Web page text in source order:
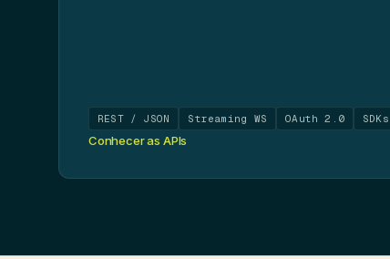
REST / JSON Streaming WS OAuth 2.0 SDKs
Conhecer as APIs